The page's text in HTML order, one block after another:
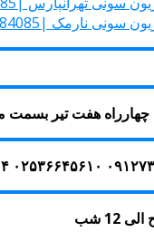
02133641842-02166221407
هفت تیر بسمت